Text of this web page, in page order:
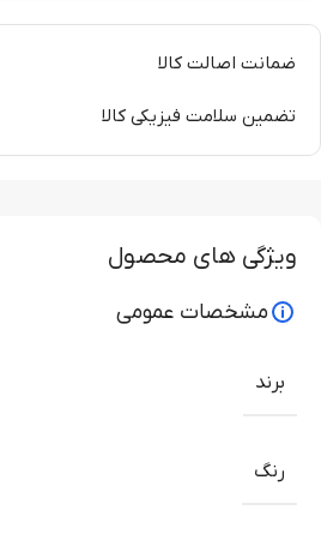
ضمانت اصالت کالا
تضمین سلامت فیزیکی کالا
ویژگی های محصول
مشخصات عمومی
برند
رنگ